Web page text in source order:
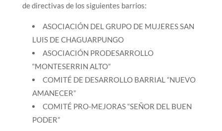
de directivas de los siguientes barrios:
ASOCIACIÓN DEL GRUPO DE MUJERES SAN
LUIS DE CHAGUARPUNGO
ASOCIACIÓN PRODESARROLLO
“MONTESERRIN ALTO”
COMITÉ DE DESARROLLO BARRIAL “NUEVO
AMANECER”
COMITÉ PRO-MEJORAS “SEÑOR DEL BUEN
PODER”